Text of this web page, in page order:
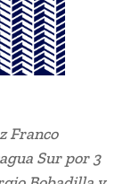
Franco
Sur por 3